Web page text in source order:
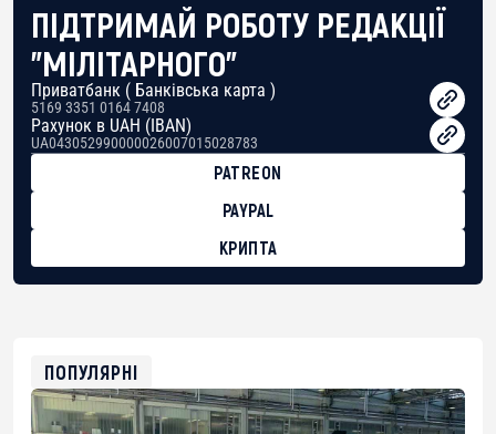
ПІДТРИМАЙ РОБОТУ РЕДАКЦІЇ
"МІЛІТАРНОГО"
Приватбанк ( Банківська карта )
5169 3351 0164 7408
Рахунок в UAH (IBAN)
UA043052990000026007015028783
PATREON
PAYPAL
КРИПТА
0xfD02863D3289416fcF50975c9DFda13623f97758
ПОПУЛЯРНІ